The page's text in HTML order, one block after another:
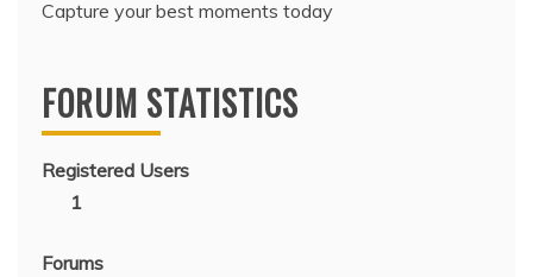
Capture your best moments today
FORUM STATISTICS
Registered Users
1
Forums